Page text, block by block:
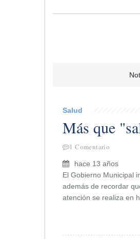
Salud
Más que
1 Comentario
hace 13 años
El Gobierno Municipal
además de recordar
atención se realiza en